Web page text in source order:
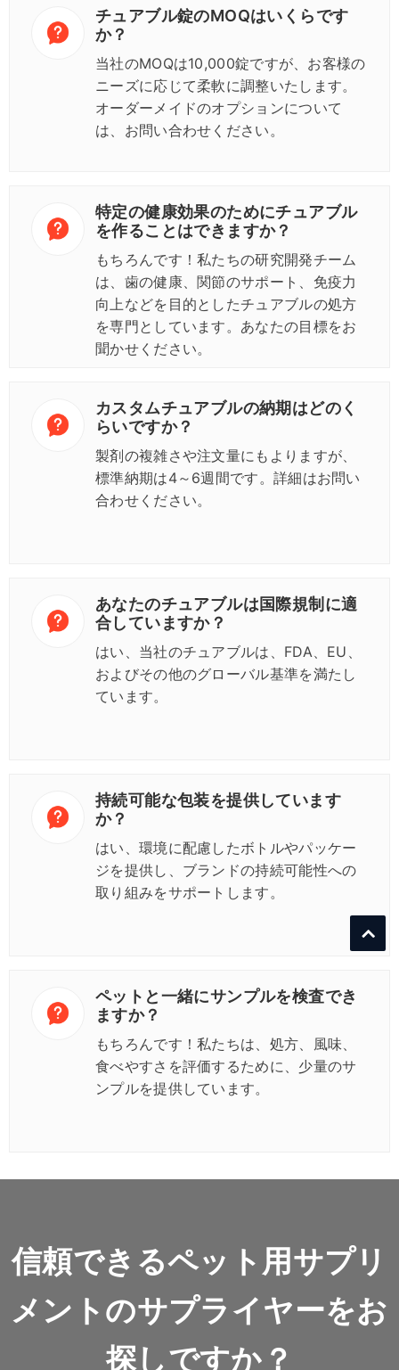
チュアブル錠のMOQはいくらです
か？
当社のMOQは10,000錠ですが、お客様の
ニーズに応じて柔軟に調整いたします。
オーダーメイドのオプションについて
は、お問い合わせください。
特定の健康効果のためにチュアブル
を作ることはできますか？
もちろんです！私たちの研究開発チーム
は、歯の健康、関節のサポート、免疫力
向上などを目的としたチュアブルの処方
を専門としています。あなたの目標をお
聞かせください。
カスタムチュアブルの納期はどのく
らいですか？
製剤の複雑さや注文量にもよりますが、
標準納期は4～6週間です。詳細はお問い
合わせください。
あなたのチュアブルは国際規制に適
合していますか？
はい、当社のチュアブルは、FDA、EU、
およびその他のグローバル基準を満たし
ています。
持続可能な包装を提供しています
か？
はい、環境に配慮したボトルやパッケー
ジを提供し、ブランドの持続可能性への
取り組みをサポートします。
ペットと一緒にサンプルを検査でき
ますか？
もちろんです！私たちは、処方、風味、
食べやすさを評価するために、少量のサ
ンプルを提供しています。
信頼できるペット用サプリ
メントのサプライヤーをお
探しですか？